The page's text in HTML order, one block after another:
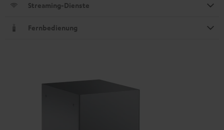
Streaming-Dienste
Fernbedienung